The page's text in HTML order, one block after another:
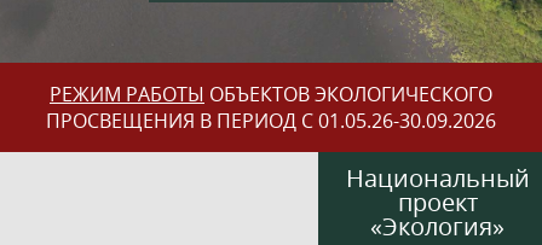
РЕЖИМ РАБОТЫ ОБЪЕКТОВ ЭКОЛОГИЧЕСКОГО
ПРОСВЕЩЕНИЯ В ПЕРИОД С 01.05.26-30.09.2026
Национальный
проект
«Экология»